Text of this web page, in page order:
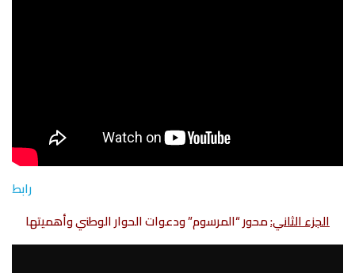
رابط
الجزء الثاني:محور “المرسوم” ودعوات الحوار الوطني وأهميتها